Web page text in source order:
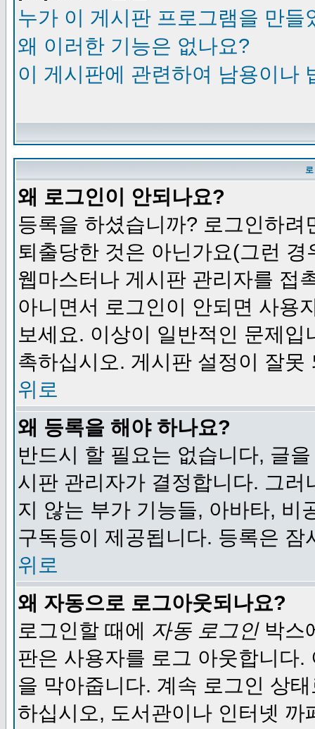
누가 이 게시판 프로그램을 만들
왜 이러한 기능은 없나요?
이 게시판에 관련하여 남용이나
왜 로그인이 안되나요?
등록을 하셨습니까? 로그인하
퇴출당한 것은 아닌가요(그런
웹마스터나 게시판 관리자를 접
아니면서 로그인이 안되면 사용
보세요. 이상이 일반적인 문제
촉하십시오. 게시판 설정이 잘못
위로
왜 등록을 해야 하나요?
반드시 할 필요는 없습니다, 글
시판 관리자가 결정합니다. 그
지 않는 부가 기능들, 아바타, 비
구독등이 제공됩니다. 등록은
위로
왜 자동으로 로그아웃되나요?
로그인할 때에 자동 로그인박스
판은 사용자를 로그 아웃합니다
을 막아줍니다. 계속 로그인 상
하십시오, 도서관이나 인터넷